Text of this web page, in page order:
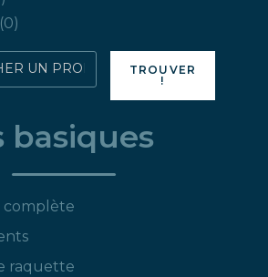
produits
00
Rechercher
directement
produit
:
TROUVER
!
basiques
complète
raquette